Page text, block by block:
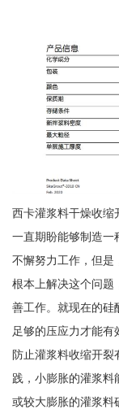
西卡灌浆料干燥收缩
一直期盼能够制造一
不懈努力工作，但是
根本上解决这个问题
善工作。就现在的硅
足够的压应力才能
防止灌浆料收缩开裂
践，小膨胀的灌浆
或较大膨胀的灌浆料